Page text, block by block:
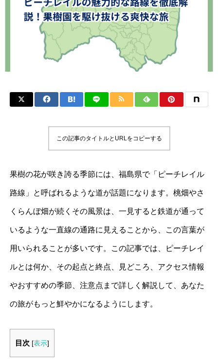
この記事のタイトルとURLをコピーする
果樹の花が咲き誇る季節には、福島県で「ピーチレイル
路線」と呼ばれるような道が話題になります。桃畑やさ
くらんぼ畑が続くその風景は、一見すると鉄道が通って
いるような一直線の通路に見えることから、この言葉が
用いられることが多いです。この記事では、ピーチレイ
ルとは何か、その起点と終点、見どころ、アクセス情報
やおすすめの季節、注意点まで詳しく解説して、あなた
の旅がもっと鮮やかになるようにします。
目次 [表示]